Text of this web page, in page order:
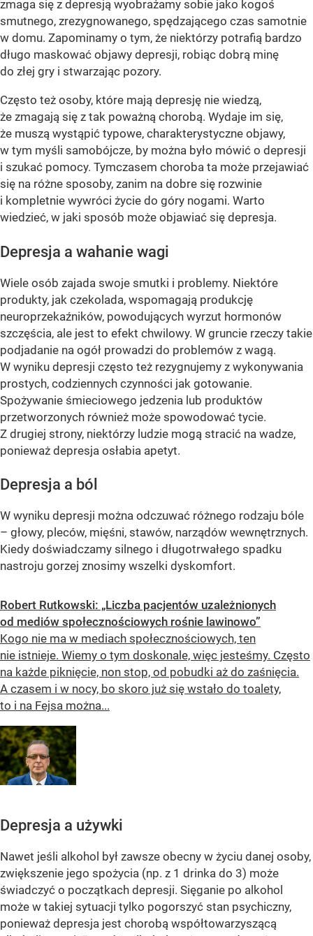
zmaga się z depresją wyobrażamy sobie jako kogoś
smutnego, zrezygnowanego, spędzającego czas samotnie
w domu. Zapominamy o tym, że niektórzy potrafią bardzo
długo maskować objawy depresji, robiąc dobrą minę
do złej gry i stwarzając pozory.
Często też osoby, które mają depresję nie wiedzą,
że zmagają się z tak poważną chorobą. Wydaje im się,
że muszą wystąpić typowe, charakterystyczne objawy,
w tym myśli samobójcze, by można było mówić o depresji
i szukać pomocy. Tymczasem choroba ta może przejawiać
się na różne sposoby, zanim na dobre się rozwinie
i kompletnie wywróci życie do góry nogami. Warto
wiedzieć, w jaki sposób może objawiać się depresja.
Depresja a wahanie wagi
Wiele osób zajada swoje smutki i problemy. Niektóre
produkty, jak czekolada, wspomagają produkcję
neuroprzekaźników, powodujących wyrzut hormonów
szczęścia, ale jest to efekt chwilowy. W gruncie rzeczy takie
podjadanie na ogół prowadzi do problemów z wagą.
W wyniku depresji często też rezygnujemy z wykonywania
prostych, codziennych czynności jak gotowanie.
Spożywanie śmieciowego jedzenia lub produktów
przetworzonych również może spowodować tycie.
Z drugiej strony, niektórzy ludzie mogą stracić na wadze,
ponieważ depresja osłabia apetyt.
Depresja a ból
W wyniku depresji można odczuwać różnego rodzaju bóle
– głowy, pleców, mięśni, stawów, narządów wewnętrznych.
Kiedy doświadczamy silnego i długotrwałego spadku
nastroju gorzej znosimy wszelki dyskomfort.
Robert Rutkowski: „Liczba pacjentów uzależnionych
od mediów społecznościowych rośnie lawinowo”
Kogo nie ma w mediach społecznościowych, ten
nie istnieje. Wiemy o tym doskonale, więc jesteśmy. Często
na każde piknięcie, non stop, od pobudki aż do zaśnięcia.
A czasem i w nocy, bo skoro już się wstało do toalety,
to i na Fejsa można...
Depresja a używki
Nawet jeśli alkohol był zawsze obecny w życiu danej osoby,
zwiększenie jego spożycia (np. z 1 drinka do 3) może
świadczyć o początkach depresji. Sięganie po alkohol
może w takiej sytuacji tylko pogorszyć stan psychiczny,
ponieważ depresja jest chorobą współtowarzyszącą